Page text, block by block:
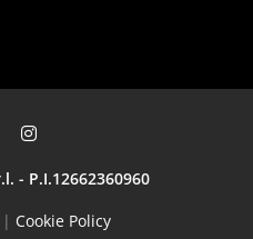
- P.I.12662360960
Cookie Policy